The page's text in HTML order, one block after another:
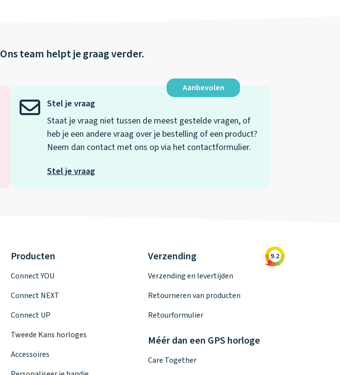
Ons team helpt je graag verder.
Aanbevolen
Stel je vraag
Staat je vraag niet tussen de meest gestelde vragen, of
heb je een andere vraag over je bestelling of een product?
Neem dan contact met ons op via het contactformulier.
Stel je vraag
Producten
Connect YOU
Connect NEXT
Connect UP
Tweede Kans horloges
Accessoires
Verzending
Verzending en levertijden
Retourneren van producten
Retourformulier
Méér dan een GPS horloge
Care Together
9.2